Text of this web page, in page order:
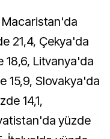
Macaristan'da
21,4, Çekya'da
18,6, Litvanya'da
15,9, Slovakya'da
14,1,
yüzde